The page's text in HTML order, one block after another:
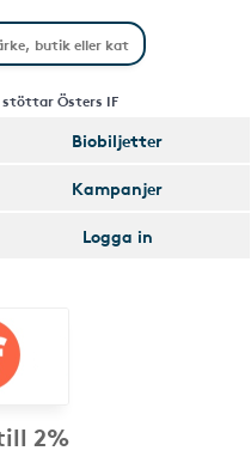
stöttar Östers IF
Biobiljetter
Kampanjer
Logga in
2%